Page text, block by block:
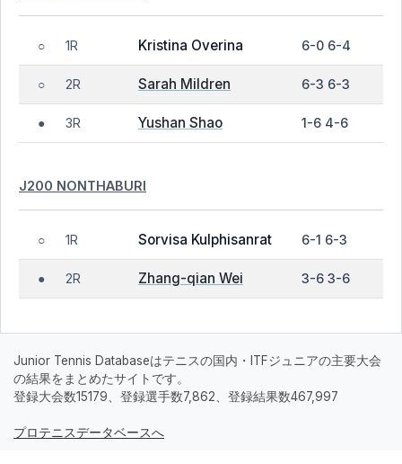
○ 1R Kristina Overina 6-0 6-4
○ 2R Sarah Mildren 6-3 6-3
● 3R Yushan Shao 1-6 4-6
J200 NONTHABURI
○ 1R Sorvisa Kulphisanrat 6-1 6-3
● 2R Zhang-qian Wei 3-6 3-6
Junior Tennis Databaseはテニスの国内・ITFジュニアの主要大会
の結果をまとめたサイトです。
登録大会数15179、登録選手数7,862、登録結果数467,997
プロテニスデータベースへ